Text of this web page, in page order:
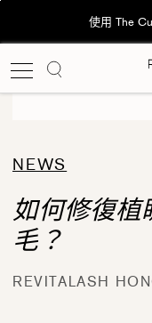
容
使用 The Curl
NEWS
如何修復植
毛？
REVITALASH